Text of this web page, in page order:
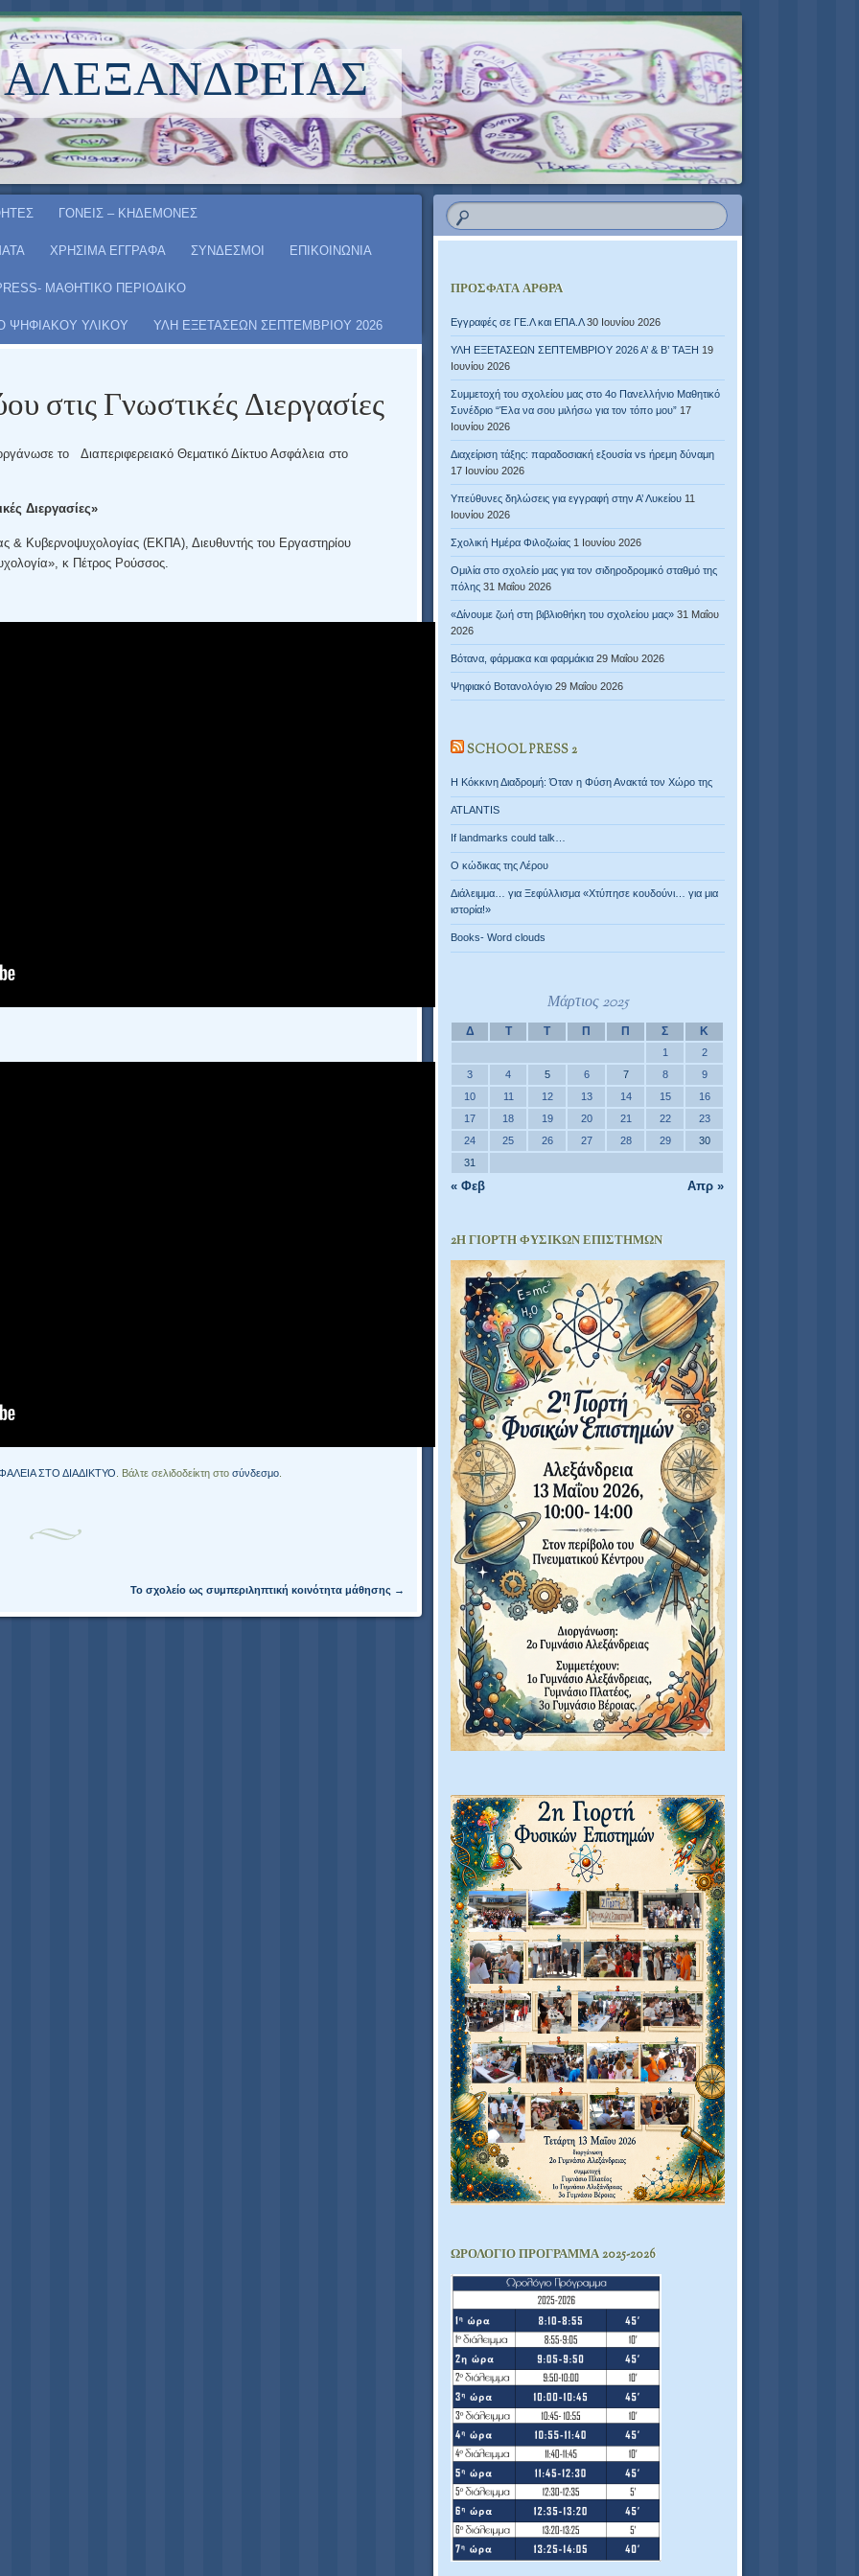
ΓΟΝΕΙΣ – ΚΗΔΕΜΟΝΕΣ
ΧΡΗΣΙΜΑ ΕΓΓΡΑΦΑ ΣΥΝΔΕΣΜΟΙ ΕΠΙΚΟΙΝΩΝΙΑ
ΜΑΘΗΤΙΚΟ ΠΕΡΙΟΔΙΚΟ
ΨΗΦΙΑΚΟΥ ΥΛΙΚΟΥ ΥΛΗ ΕΞΕΤΑΣΕΩΝ ΣΕΠΤΕΜΒΡΙΟΥ 2026
στις Γνωστικές Διεργασίες
το Διαπεριφερειακό Θεματικό Δίκτυο Ασφάλεια στο
Διεργασίες»
& Κυβερνοψυχολογίας (ΕΚΠΑ), Διευθυντής του Εργαστηρίου
κ Πέτρος Ρούσσος.
ΣΤΟ ΔΙΑΔΙΚΤΥΟ . Βάλτε σελιδοδείκτη στο σύνδεσμο.
Το σχολείο ως συμπεριληπτική κοινότητα μάθησης →
ΠΡΌΣΦΑΤΑ ΆΡΘΡΑ
Εγγραφές σε ΓΕ.Λ και ΕΠΑ.Λ 30 Ιουνίου 2026
ΥΛΗ ΕΞΕΤΑΣΕΩΝ ΣΕΠΤΕΜΒΡΙΟΥ 2026 Α’ & Β’ ΤΑΞΗ 19
Ιουνίου 2026
Συμμετοχή του σχολείου μας στο 4ο Πανελλήνιο Μαθητικό
Συνέδριο “Έλα να σου μιλήσω για τον τόπο μου” 17
Ιουνίου 2026
Διαχείριση τάξης: παραδοσιακή εξουσία vs ήρεμη δύναμη
17 Ιουνίου 2026
Υπεύθυνες δηλώσεις για εγγραφή στην Α’ Λυκείου 11
Ιουνίου 2026
Σχολική Ημέρα Φιλοζωίας 1 Ιουνίου 2026
Ομιλία στο σχολείο μας για τον σιδηροδρομικό σταθμό της
πόλης 31 Μαΐου 2026
«Δίνουμε ζωή στη βιβλιοθήκη του σχολείου μας» 31 Μαΐου
2026
Βότανα, φάρμακα και φαρμάκια 29 Μαΐου 2026
Ψηφιακό Βοτανολόγιο 29 Μαΐου 2026
SCHOOL PRESS 2
Η Κόκκινη Διαδρομή: Όταν η Φύση Ανακτά τον Χώρο της
ATLANTIS
If landmarks could talk…
Ο κώδικας της Λέρου
Διάλειμμα… για Ξεφύλλισμα «Χτύπησε κουδούνι… για μια
ιστορία!»
Books- Word clouds
Μάρτιος 2025
Δ Τ Τ Π Π Σ Κ
« Φεβ Απρ »
1
2
3
4 5 6 7 8
9
10
11 12 13 14 15
16
17
18 19 20 21 22
23
24
25 26 27 28 29
30
31
2Η ΓΙΟΡΤΉ ΦΥΣΙΚΏΝ ΕΠΙΣΤΗΜΏΝ
ΩΡΟΛΟΓΙΟ ΠΡΟΓΡΑΜΜΑ 2025-2026